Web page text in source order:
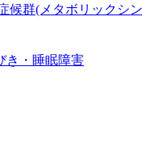
候群(メタボリックシ
き・睡眠障害